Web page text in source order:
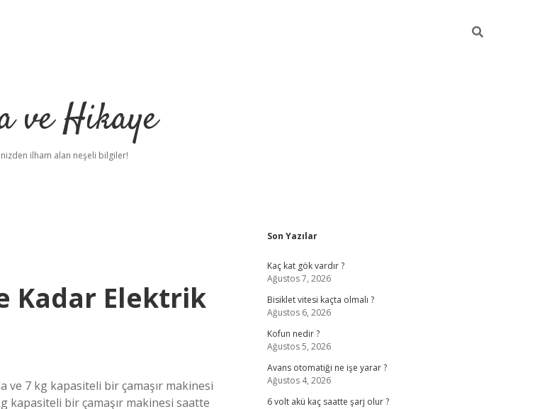
ve Hikaye
ilham alan neşeli bilgiler!
Kadar Elektrik
ve 7 kg kapasiteli bir çamaşır makinesi
kapasiteli bir çamaşır makinesi saatte
Sidebar
Son Yazılar
Kaç kat gök vardır ?
Ağustos 7, 2026
Bisiklet vitesi kaçta olmalı ?
Ağustos 6, 2026
Kofun nedir ?
Ağustos 5, 2026
Avans otomatiği ne işe yarar ?
Ağustos 4, 2026
6 volt akü kaç saatte şarj olur ?